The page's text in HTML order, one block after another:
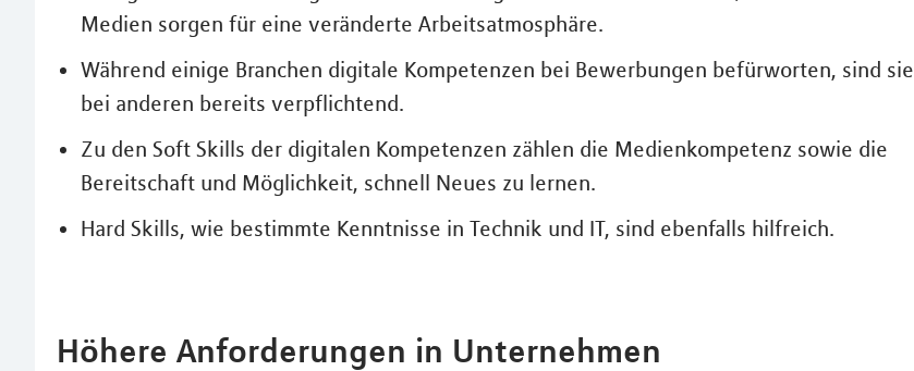
Medien sorgen für eine veränderte Arbeitsatmosphäre.
Während einige Branchen digitale Kompetenzen bei Bewerbungen befürworten, sind sie
bei anderen bereits verpflichtend.
Zu den Soft Skills der digitalen Kompetenzen zählen die Medienkompetenz sowie die
Bereitschaft und Möglichkeit, schnell Neues zu lernen.
Hard Skills, wie bestimmte Kenntnisse in Technik und IT, sind ebenfalls hilfreich.
Höhere Anforderungen in Unternehmen